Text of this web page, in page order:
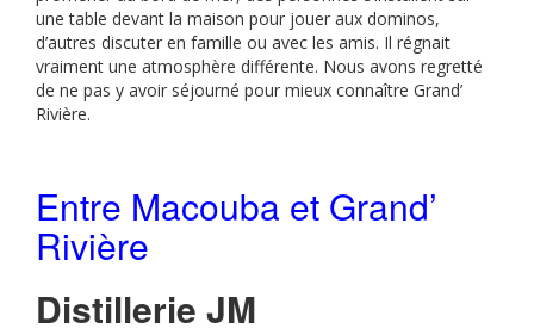
une table devant la maison pour jouer aux dominos,
d’autres discuter en famille ou avec les amis. Il régnait
vraiment une atmosphère différente. Nous avons regretté
de ne pas y avoir séjourné pour mieux connaître Grand’
Rivière.
Entre Macouba et Grand’
Rivière
Distillerie JM